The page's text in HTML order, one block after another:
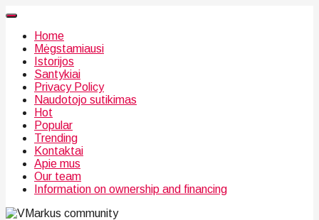
Home
Mėgstamiausi
Istorijos
Santykiai
Privacy Policy
Naudotojo sutikimas
Hot
Popular
Trending
Kontaktai
Apie mus
Our team
Information on ownership and financing
community